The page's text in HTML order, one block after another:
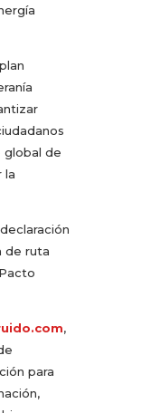
global de
la
de ruta
,
para